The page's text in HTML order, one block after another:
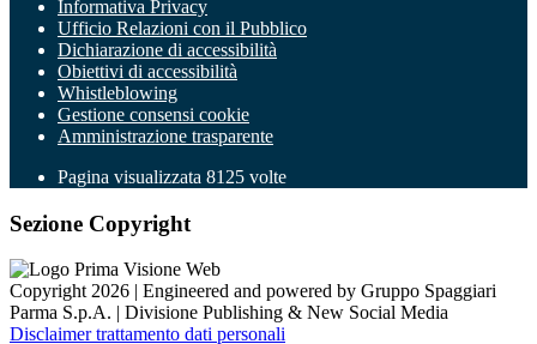
Informativa Privacy
Ufficio Relazioni con il Pubblico
Dichiarazione di accessibilità
Obiettivi di accessibilità
Whistleblowing
Gestione consensi cookie
Amministrazione trasparente
Pagina visualizzata 8125 volte
Sezione Copyright
Copyright 2026 | Engineered and powered by Gruppo Spaggiari
Parma S.p.A. | Divisione Publishing & New Social Media
Disclaimer trattamento dati personali